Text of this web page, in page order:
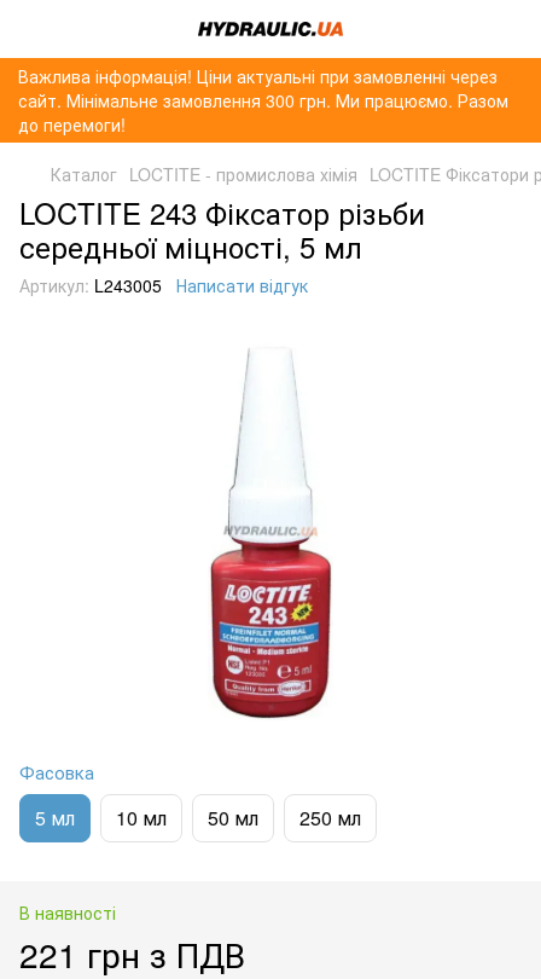
Важлива інформація! Ціни актуальні при замовленні через
сайт. Мінімальне замовлення 300 грн. Ми працюємо. Разом
до перемоги!
Каталог LOCTITE - промислова хімія LOCTITE Фіксатори
LOCTITE 243 Фіксатор різьби
середньої міцності, 5 мл
Артикул: L243005 Написати відгук
Фасовка
5 мл 10 мл 50 мл 250 мл
В наявності
221 грн з ПДВ